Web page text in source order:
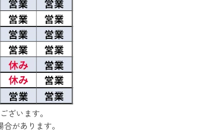
ざいます。
があります。